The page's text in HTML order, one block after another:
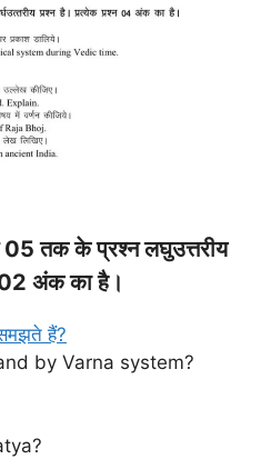
तक के प्रश्न लघुउत्तरीय
02 अंक का है।
हैं?
by Varna system?